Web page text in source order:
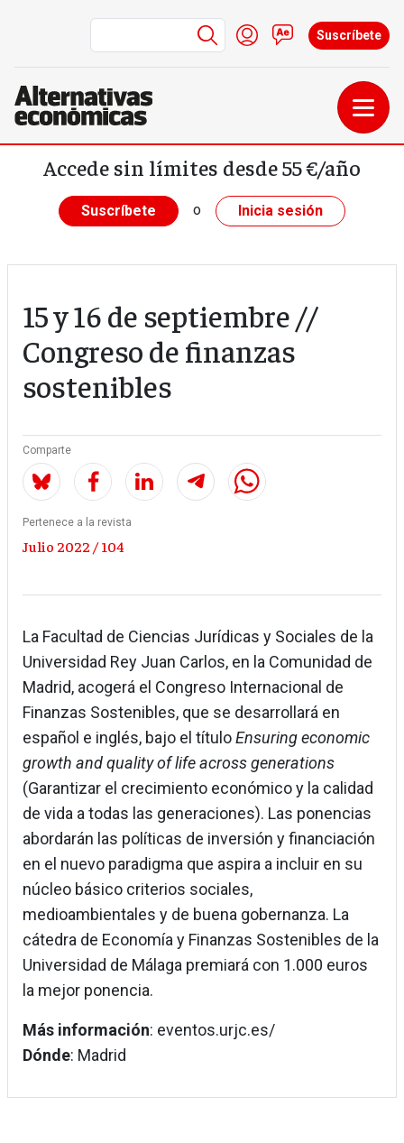
Pasar al contenido principal
Menú de cuenta de
Iniciar sesión
Contacto
Suscríbete
Accede sin límites desde 55 €/año
Suscríbete o Inicia sesión
15 y 16 de septiembre //
Congreso de finanzas
sostenibles
Comparte
Pertenece a la revista
Julio 2022 / 104
La Facultad de Ciencias Jurídicas y Sociales de la
Universidad Rey Juan Carlos, en la Comunidad de
Madrid, acogerá el Congreso Internacional de
Finanzas Sostenibles, que se desarrollará en
español e inglés, bajo el títuloEnsuring economic
growth and quality of life across generations
(Garantizar el crecimiento económico y la calidad
de vida a todas las generaciones). Las ponencias
abordarán las políticas de inversión y financiación
en el nuevo paradigma que aspira a incluir en su
núcleo básico criterios sociales,
medioambientales y de buena gobernanza. La
cátedra de Economía y Finanzas Sostenibles de la
Universidad de Málaga premiará con 1.000 euros
la mejor ponencia.
Más información: eventos.urjc.es/
Dónde: Madrid